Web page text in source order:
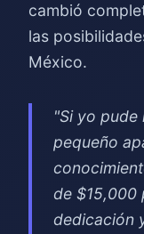
cambió
las
México.
"Si yo
pequeño
de $15,000
dedicación